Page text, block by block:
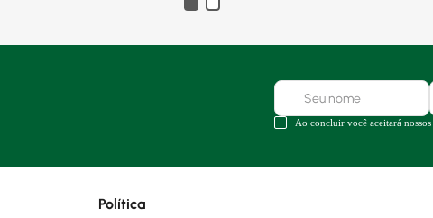
Ao concluir você aceitará nossos
Política